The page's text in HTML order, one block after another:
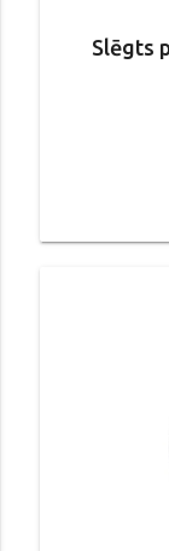
Slēgts